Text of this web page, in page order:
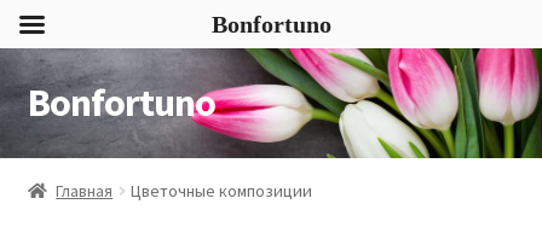
Перейти
к
навигации
Перейти
к
содержимому
Bonfortuno
Главная Цветочные композиции
Bonfortuno